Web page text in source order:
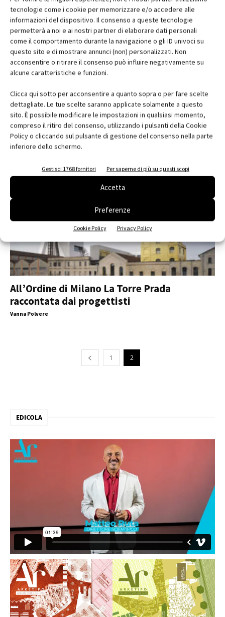
tecnologie come i cookie per memorizzare e/o accedere alle
informazioni del dispositivo. Il consenso a queste tecnologie
permetterà a noi e ai nostri partner di elaborare dati personali
come il comportamento durante la navigazione o gli ID univoci su
questo sito e di mostrare annunci (non) personalizzati. Non
acconsentire o ritirare il consenso può influire negativamente su
alcune caratteristiche e funzioni.
Clicca qui sotto per acconsentire a quanto sopra o per fare scelte
dettagliate. Le tue scelte saranno applicate solamente a questo
sito. È possibile modificare le impostazioni in qualsiasi momento,
compreso il ritiro del consenso, utilizzando i pulsanti della Cookie
Policy o cliccando sul pulsante di gestione del consenso nella parte
inferiore dello schermo.
Gestisci 1768 fornitori Per saperne di più su questi scopi
Accetta
Preferenze
Cookie Policy Privacy Policy
Arketipo incontra l’Ordine: Aggregazioni –
Architettura come sistema di relazioni
All’Ordine di Milano La Torre Prada
raccontata dai progettisti
Vanna Polvere
1 2
EDICOLA